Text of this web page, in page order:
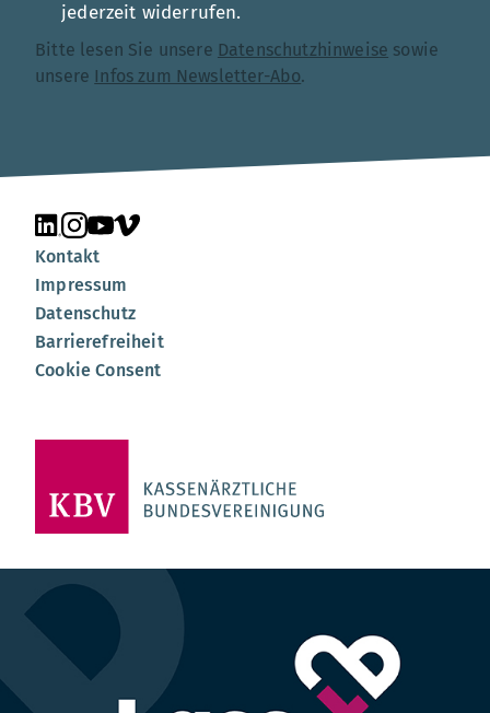
jederzeit widerrufen.
Bitte lesen Sie unsere Datenschutzhinweise sowie
unsere Infos zum Newsletter-Abo.
Unsere Seite auf LinkedIn
Unsere Seite auf Instagram
Unsere Seite auf YouTube
Unsere Seite auf Vimeo
Kontakt
Impressum
Datenschutz
Barrierefreiheit
Cookie Consent